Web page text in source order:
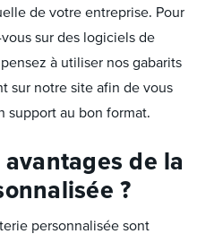
de votre entreprise. Pour
sur des logiciels de
à utiliser nos gabarits
sur notre site afin de vous
support au bon format.
de la
?
personnalisée sont